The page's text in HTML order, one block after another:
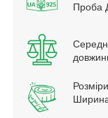
Проба